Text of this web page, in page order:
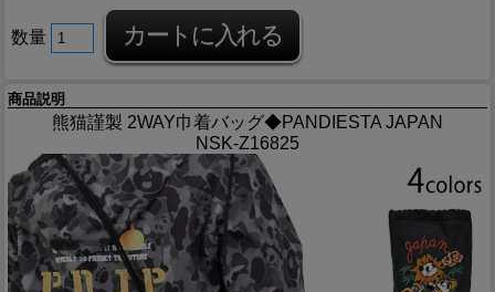
数量
商品説明
熊猫謹製 2WAY巾着バッグ◆PANDIESTA JAPAN
NSK-Z16825